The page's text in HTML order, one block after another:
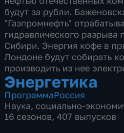
будут за рубли.
"Газпромнефть"
гидравлического разрыва
Сибири. Энергия кофе в
Лондоне будут собирать
производить из нее
Энергетика
ПрограммаРоссия
Наука, социально-
16 сезонов, 407 выпусков